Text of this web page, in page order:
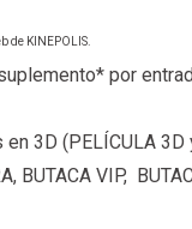
de KINEPOLIS.
por
3D (PELÍCULA 3D
BUTACA VIP,